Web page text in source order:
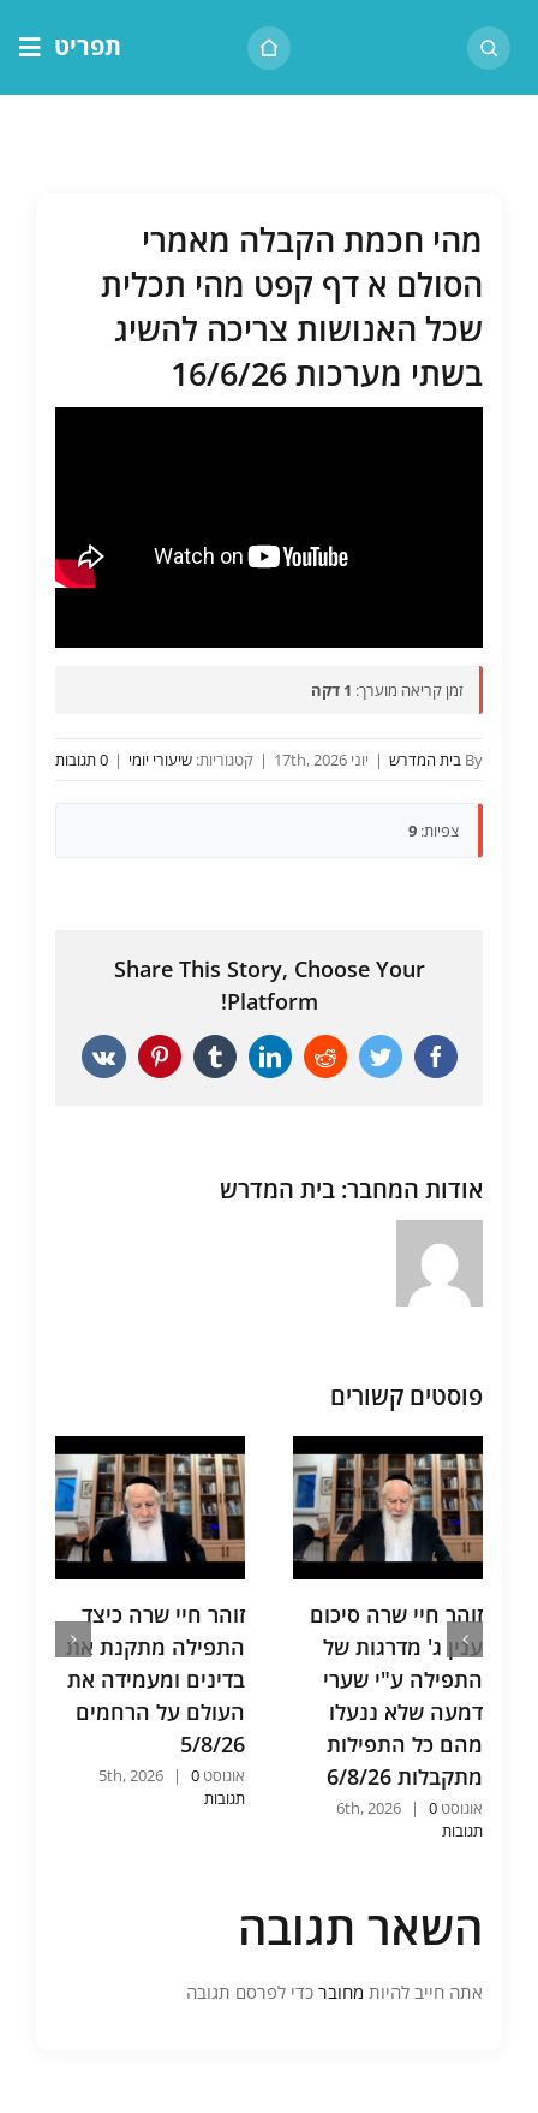
לתוכן
תפריט
מאמרים
צור קשר
מהי חכמת הקבלה מאמרי
הסולם א דף קפט מהי תכלית
שכל האנושות צריכה להשיג
בשתי מערכות 16/6/26
זמן קריאה מוערך: 1 דקה
By בית המדרש | יוני 17th, 2026 | קטגוריות: שיעורי יומי | 0 תגובות
צפיות: 9
Share This Story, Choose Your
Platform!
Facebook
Twitter
Reddit
LinkedIn
Tumblr
Pinterest
Vk
אודות המחבר: בית המדרש
פוסטים קשורים
זוהר חיי שרה סיכום
ענין ג' מדרגות של
התפילה ע"י שערי
דמעה שלא ננעלו
מהם כל התפילות
מתקבלות 6/8/26
אוגוסט 6th, 2026 |
0
תגובות
זוהר חיי שרה כיצד
התפילה מתקנת את
בדינים ומעמידה את
העולם על הרחמים
5/8/26
אוגוסט 5th, 2026 |
0
תגובות
השאר תגובה
אתה חייב להיות מחובר כדי לפרסם תגובה